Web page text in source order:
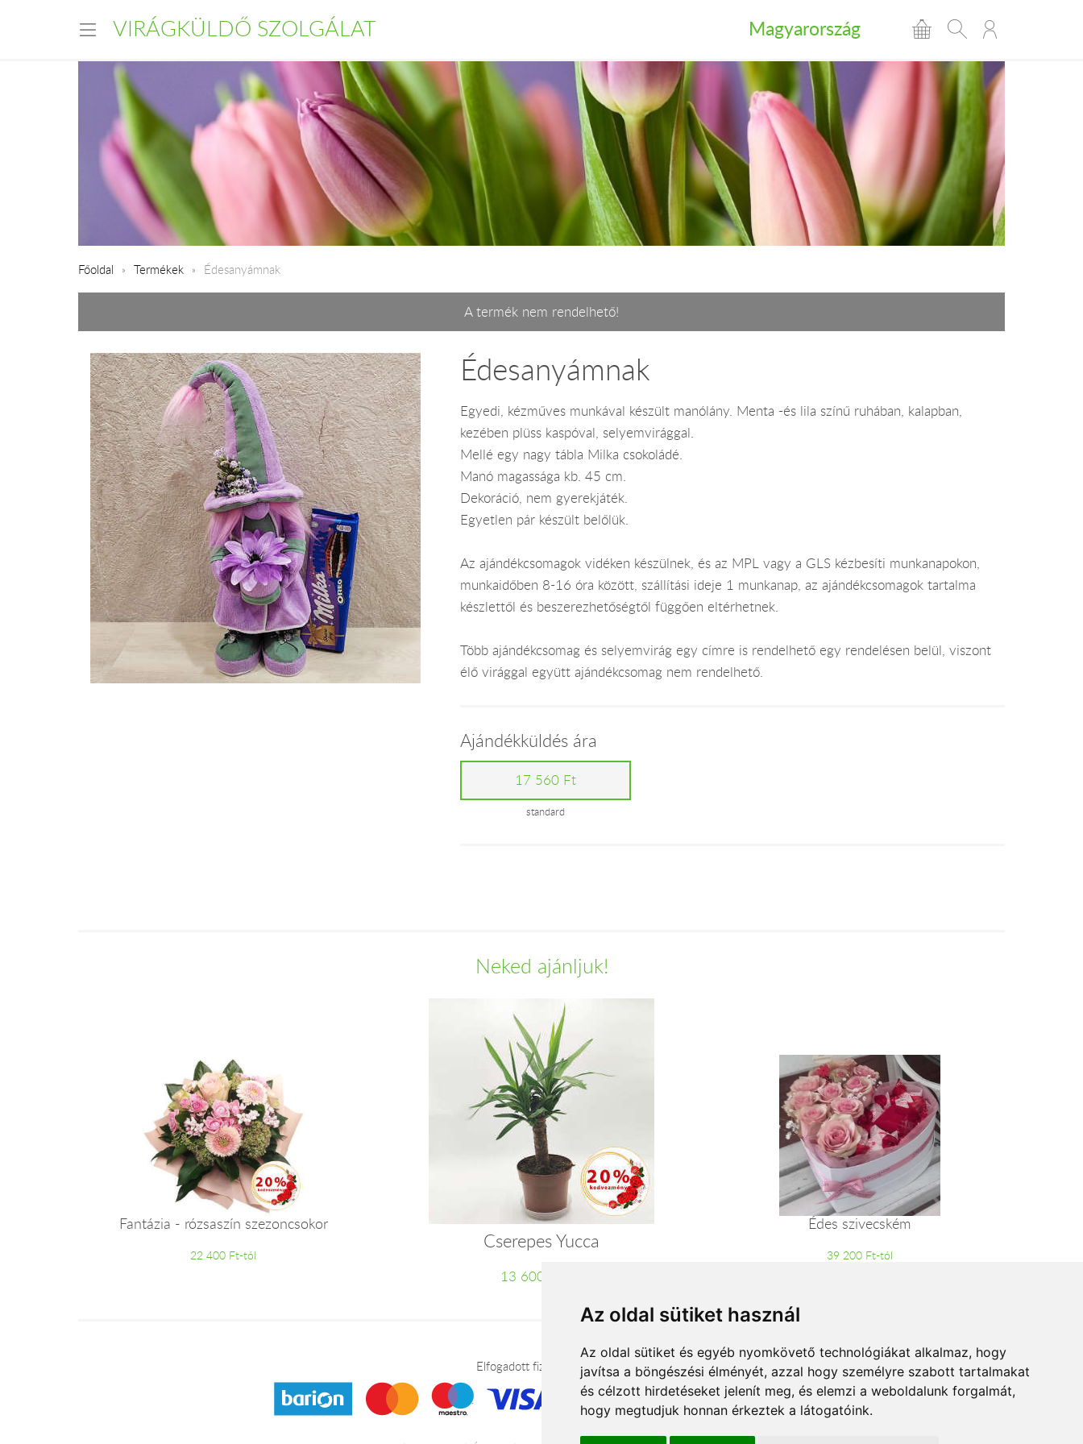
Az oldal sütiket használ
Az oldal sütiket és egyéb nyomkövető technológiákat alkalmaz, hogy
javítsa a böngészési élményét, azzal hogy személyre szabott tartalmakat
és célzott hirdetéseket jelenít meg, és elemzi a weboldalunk forgalmát,
hogy megtudjuk honnan érkeztek a látogatóink.
VIRÁGKÜLDŐ SZOLGÁLAT Magyarország
Főoldal Termékek Édesanyámnak
A termék nem rendelhető!
Édesanyámnak
Egyedi, kézműves munkával készült manólány. Menta -és lila színű ruhában, kalapban,
kezében plüss kaspóval, selyemvirággal.
Mellé egy nagy tábla Milka csokoládé.
Manó magassága kb. 45 cm.
Dekoráció, nem gyerekjáték.
Egyetlen pár készült belőlük.
Az ajándékcsomagok vidéken készülnek, és az MPL vagy a GLS kézbesíti munkanapokon,
munkaidőben 8-16 óra között, szállítási ideje 1 munkanap, az ajándékcsomagok tartalma
készlettől és beszerezhetőségtől függően eltérhetnek.
Több ajándékcsomag és selyemvirág egy címre is rendelhető egy rendelésen belül, viszont
élő virággal együtt ajándékcsomag nem rendelhető.
Ajándékküldés ára
17 560 Ft
standard
Neked ajánljuk!
Fantázia - rózsaszín szezoncsokor
22 400 Ft-tól
Cserepes Yucca
13 600 Ft-tól
Édes szivecském
39 200 Ft-tól
Elfogadott fizetési módok